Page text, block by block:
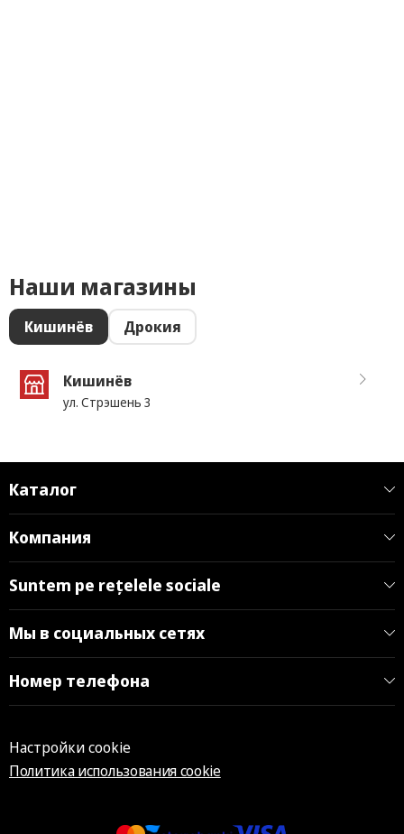
Наши магазины
Кишинёв Дрокия
Кишинёв
ул. Стрэшень 3
Каталог
Компания
Suntem pe rețelele sociale
Мы в социальных сетях
Номер телефона
Настройки cookie
Политика использования cookie